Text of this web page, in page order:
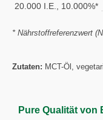
20.000 I.E., 10.000%*
* Nährstoffreferenzwert
Zutaten: MCT-Öl,
Pure Qualität von